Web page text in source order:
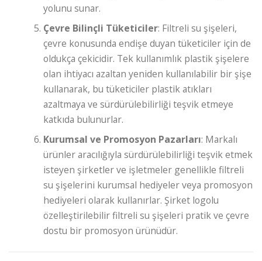
yolunu sunar.
Çevre Bilinçli Tüketiciler: Filtreli su şişeleri,
çevre konusunda endişe duyan tüketiciler için de
oldukça çekicidir. Tek kullanımlık plastik şişelere
olan ihtiyacı azaltan yeniden kullanılabilir bir şişe
kullanarak, bu tüketiciler plastik atıkları
azaltmaya ve sürdürülebilirliği teşvik etmeye
katkıda bulunurlar.
Kurumsal ve Promosyon Pazarları: Markalı
ürünler aracılığıyla sürdürülebilirliği teşvik etmek
isteyen şirketler ve işletmeler genellikle filtreli
su şişelerini kurumsal hediyeler veya promosyon
hediyeleri olarak kullanırlar. Şirket logolu
özelleştirilebilir filtreli su şişeleri pratik ve çevre
dostu bir promosyon ürünüdür.